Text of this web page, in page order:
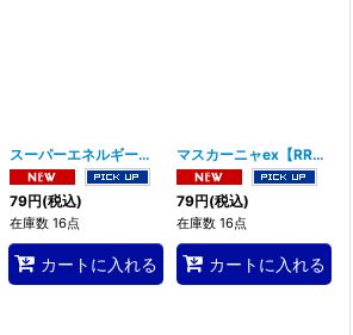
[SV1a
スーパーエネルギー回収【U】〈064/073〉(グッズ)
79円(税込)
在庫数 16点
カートに入れる
マスカーニャex【RR】〈007/073〉(草)
79円(税込)
在庫数 16点
カートに入れる